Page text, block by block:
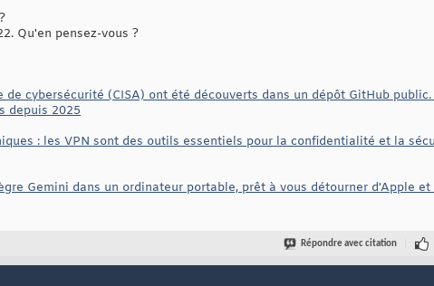
Qu'en pensez-vous ?
cybersécurité (CISA) ont été découverts dans un dépôt GitHub public.
depuis 2025
: les VPN sont des outils essentiels pour la confidentialité et la
Gemini dans un ordinateur portable, prêt à vous détourner d'Apple et
Répondre avec citation